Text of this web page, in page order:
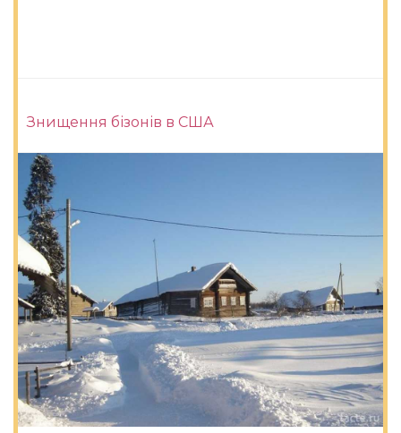
Знищення бізонів в США